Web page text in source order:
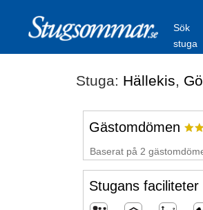
Sök
stuga
Stuga: Hällekis,
Gästomdömen
Baserat på 2
Stugans faciliteter